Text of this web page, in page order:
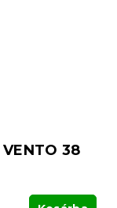
38